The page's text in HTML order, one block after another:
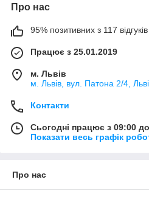
Про нас
95% позитивних з 117 відгуків
Працює з 25.01.2019
м. Львів
м. Львів, вул. Патона 2/4,
Контакти
Сьогодні працює з 09:00
Показати весь графік
Про нас